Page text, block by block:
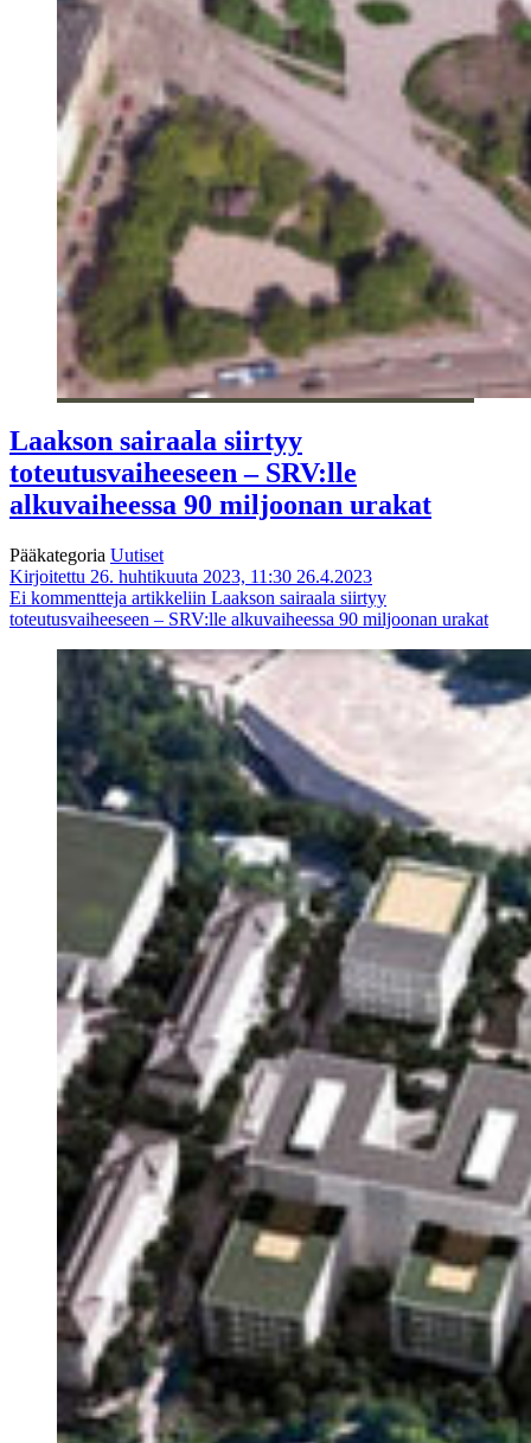
Laakson sairaala siirtyy
toteutusvaiheeseen – SRV:lle
alkuvaiheessa 90 miljoonan urakat
Pääkategoria Uutiset
Kirjoitettu 26. huhtikuuta 2023, 11:30 26.4.2023
Ei kommentteja artikkeliin Laakson sairaala siirtyy
toteutusvaiheeseen – SRV:lle alkuvaiheessa 90 miljoonan urakat